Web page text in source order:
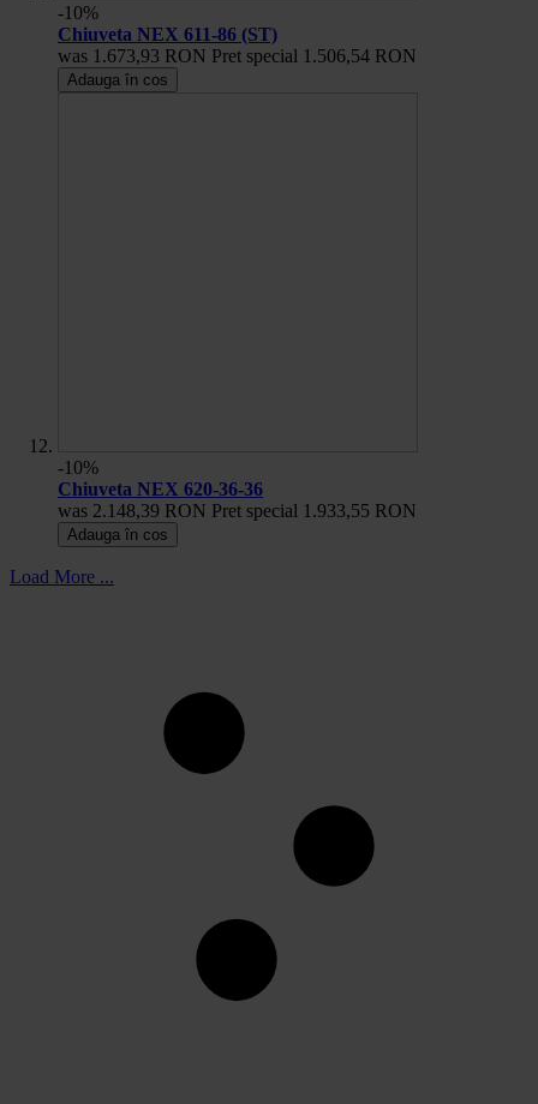
-10%
Chiuveta NEX 611-86 (ST)
was 1.673,93 RON Pret special 1.506,54 RON
Adauga în cos
-10%
Chiuveta NEX 620-36-36
was 2.148,39 RON Pret special 1.933,55 RON
Adauga în cos
Load More ...